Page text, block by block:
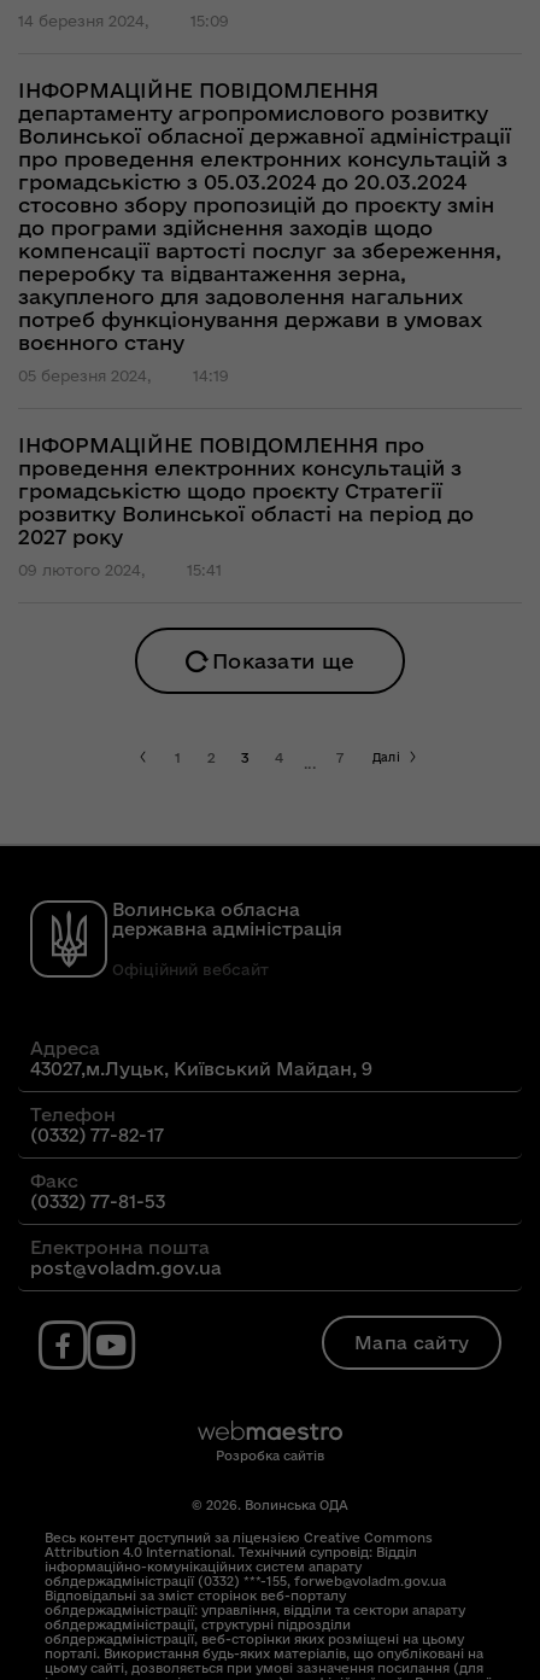
14 березня 2024, 15:09
ІНФОРМАЦІЙНЕ ПОВІДОМЛЕННЯ
департаменту агропромислового розвитку
Волинської обласної державної адміністрації
про проведення електронних консультацій з
громадськістю з 05.03.2024 до 20.03.2024
стосовно збору пропозицій до проєкту змін
до програми здійснення заходів щодо
компенсації вартості послуг за збереження,
переробку та відвантаження зерна,
закупленого для задоволення нагальних
потреб функціонування держави в умовах
воєнного стану
05 березня 2024, 14:19
ІНФОРМАЦІЙНЕ ПОВІДОМЛЕННЯ про
проведення електронних консультацій з
громадськістю щодо проєкту Стратегії
розвитку Волинської області на період до
2027 року
09 лютого 2024, 15:41
Показати ще
1 2 3 4 ... 7 Далі
Волинська обласна
державна адміністрація
Офіційний вебсайт
Адреса
43027,м.Луцьк, Київський Майдан, 9
Телефон
(0332) 77-82-17
Факс
(0332) 77-81-53
Електронна пошта
post@voladm.gov.ua
Мапа сайту
Розробка сайтів
© 2026. Волинська ОДА
Весь контент доступний за ліцензією Creative Commons
Attribution 4.0 International. Технічний супровід: Відділ
інформаційно-комунікаційних систем апарату
облдержадміністрації (0332) ***-155, forweb@voladm.gov.ua
Відповідальні за зміст сторінок веб-порталу
облдержадміністрації: управління, відділи та сектори апарату
облдержадміністрації, структурні підрозділи
облдержадміністрації, веб-сторінки яких розміщені на цьому
порталі. Використання будь-яких матеріалів, що опубліковані на
цьому сайті, дозволяється при умові зазначення посилання (для